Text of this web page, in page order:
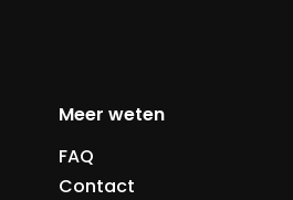
Meer weten
FAQ
Contact